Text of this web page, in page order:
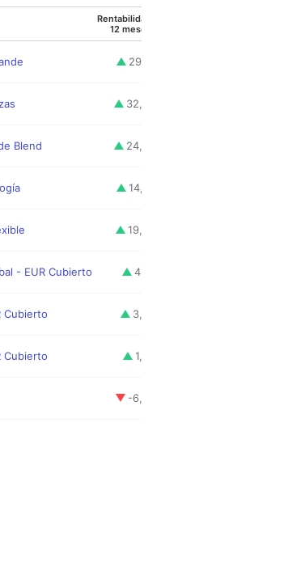
Rentabilidad
12 meses
29,71
32,54
Blend 24,82
14,70
19,80
- EUR Cubierto 4,61
Cubierto 3,06
Cubierto 1,49
-6,24